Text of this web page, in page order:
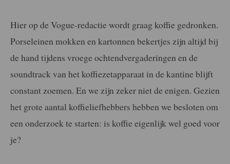
Hier op de Vogue-redactie wordt graag koffie gedronken.
Porseleinen mokken en kartonnen bekertjes zijn altijd bij
de hand tijdens vroege ochtendvergaderingen en de
soundtrack van het koffiezetapparaat in de kantine blijft
constant zoemen. En we zijn zeker niet de enigen. Gezien
het grote aantal koffieliefhebbers hebben we besloten om
een onderzoek te starten: is koffie eigenlijk wel goed voor
je?